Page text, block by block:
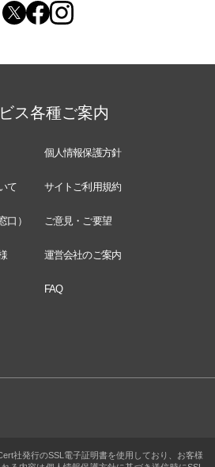
ス各種ご案内
個人情報保護方針
て サイトご利用規約
口） ご意見・ご要望
運営会社のご案内
FAQ
社発行のSSL電子証明書を使用しており、お客様